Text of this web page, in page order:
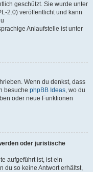
geschützt. Sie wurde unter
2.0) veröffentlicht und kann
Anlaufstelle ist unter
Wenn du denkst, dass
besuche phpBB Ideas, wo du
oder neue Funktionen
oder juristische
aufgeführt ist, ist ein
du so keine Antwort erhältst,